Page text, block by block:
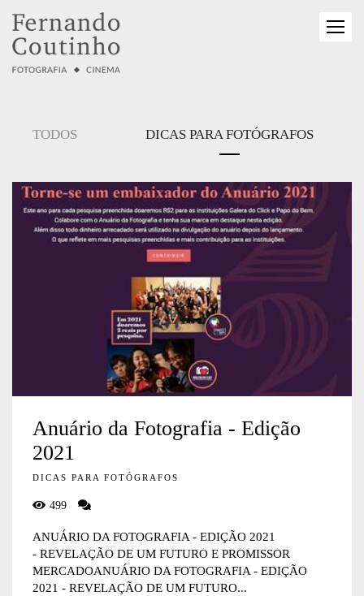
TODOS DICAS PARA FOTÓGRAFOS
Anuário da Fotografia - Edição
2021
DICAS PARA FOTÓGRAFOS
499
ANUÁRIO DA FOTOGRAFIA - EDIÇÃO 2021
- REVELAÇÃO DE UM FUTURO E PROMISSOR
MERCADOANUÁRIO DA FOTOGRAFIA - EDIÇÃO
2021 - REVELAÇÃO DE UM FUTURO...